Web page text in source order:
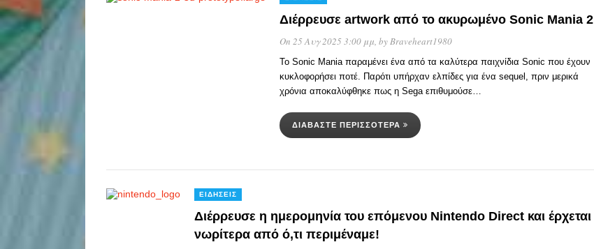
Διέρρευσε artwork από το ακυρωμένο Sonic Mania 2
On 25 Αυγ 2025 3:00 μμ, byBraveheart1980
Το Sonic Mania παραμένει ένα από τα καλύτερα παιχνίδια Sonic που έχουν
κυκλοφορήσει ποτέ. Παρότι υπήρχαν ελπίδες για ένα sequel, πριν μερικά
χρόνια αποκαλύφθηκε πως η Sega επιθυμούσε…
ΔΙΑΒΆΣΤΕ ΠΕΡΙΣΣΌΤΕΡΑ
ΕΙΔΉΣΕΙΣ
Διέρρευσε η ημερομηνία του επόμενου Nintendo Direct και έρχεται
νωρίτερα από ό,τι περιμέναμε!